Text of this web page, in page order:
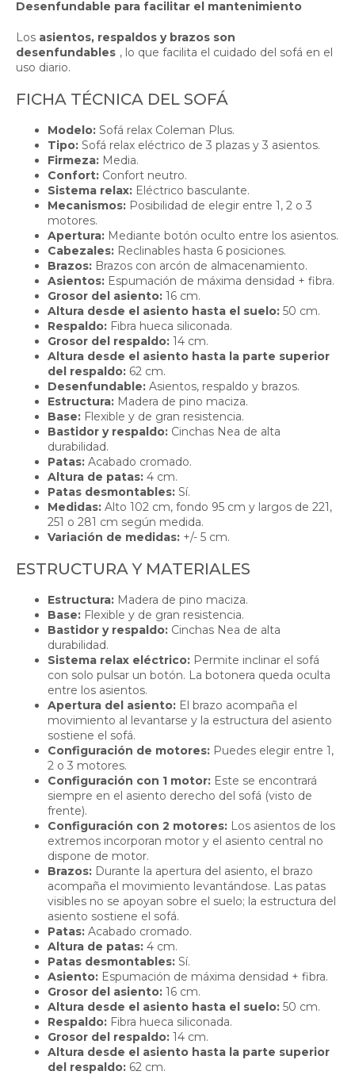
Desenfundable para facilitar el mantenimiento
Los asientos, respaldos y brazos son
desenfundables , lo que facilita el cuidado del sofá en el
uso diario.
FICHA TÉCNICA DEL SOFÁ
Modelo: Sofá relax Coleman Plus.
Tipo: Sofá relax eléctrico de 3 plazas y 3 asientos.
Firmeza: Media.
Confort: Confort neutro.
Sistema relax: Eléctrico basculante.
Mecanismos: Posibilidad de elegir entre 1, 2 o 3
motores.
Apertura: Mediante botón oculto entre los asientos.
Cabezales: Reclinables hasta 6 posiciones.
Brazos: Brazos con arcón de almacenamiento.
Asientos: Espumación de máxima densidad + fibra.
Grosor del asiento: 16 cm.
Altura desde el asiento hasta el suelo: 50 cm.
Respaldo: Fibra hueca siliconada.
Grosor del respaldo: 14 cm.
Altura desde el asiento hasta la parte superior
del respaldo: 62 cm.
Desenfundable: Asientos, respaldo y brazos.
Estructura: Madera de pino maciza.
Base: Flexible y de gran resistencia.
Bastidor y respaldo: Cinchas Nea de alta
durabilidad.
Patas: Acabado cromado.
Altura de patas: 4 cm.
Patas desmontables: Sí.
Medidas: Alto 102 cm, fondo 95 cm y largos de 221,
251 o 281 cm según medida.
Variación de medidas: +/- 5 cm.
ESTRUCTURA Y MATERIALES
Estructura: Madera de pino maciza.
Base: Flexible y de gran resistencia.
Bastidor y respaldo: Cinchas Nea de alta
durabilidad.
Sistema relax eléctrico: Permite inclinar el sofá
con solo pulsar un botón. La botonera queda oculta
entre los asientos.
Apertura del asiento: El brazo acompaña el
movimiento al levantarse y la estructura del asiento
sostiene el sofá.
Configuración de motores: Puedes elegir entre 1,
2 o 3 motores.
Configuración con 1 motor: Este se encontrará
siempre en el asiento derecho del sofá (visto de
frente).
Configuración con 2 motores: Los asientos de los
extremos incorporan motor y el asiento central no
dispone de motor.
Brazos: Durante la apertura del asiento, el brazo
acompaña el movimiento levantándose. Las patas
visibles no se apoyan sobre el suelo; la estructura del
asiento sostiene el sofá.
Patas: Acabado cromado.
Altura de patas: 4 cm.
Patas desmontables: Sí.
Asiento: Espumación de máxima densidad + fibra.
Grosor del asiento: 16 cm.
Altura desde el asiento hasta el suelo: 50 cm.
Respaldo: Fibra hueca siliconada.
Grosor del respaldo: 14 cm.
Altura desde el asiento hasta la parte superior
del respaldo: 62 cm.